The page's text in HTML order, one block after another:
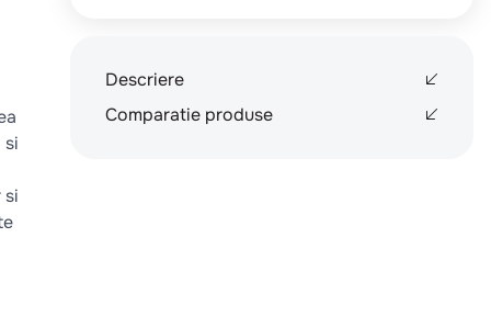
si
si
Descriere
Comparatie produse